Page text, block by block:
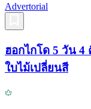
Advertorial
ฮอกไกโด 5 วัน 4
ใบไม้เปลี่ยนสี